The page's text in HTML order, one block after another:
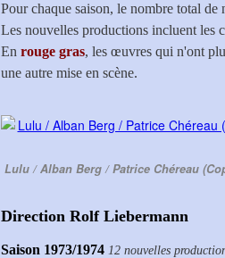
Pour chaque saison, le nombre total
Les nouvelles productions incluent les
En rouge gras, les œuvres qui n'ont
une autre mise en scène.
Lulu / Alban Berg / Patrice Chéreau
Direction Rolf Liebermann
Saison 1973/1974 12 nouvelles